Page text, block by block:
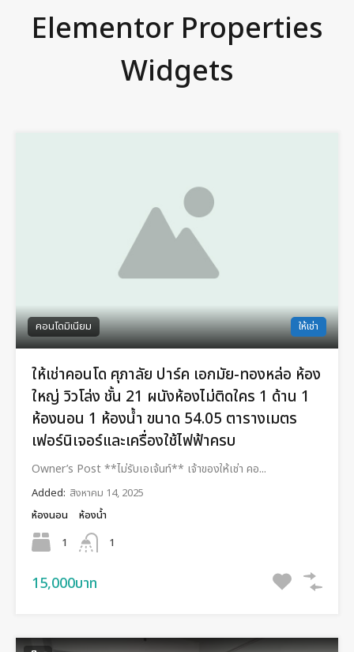
Elementor Properties
Widgets
คอนโดมิเนียม ให้เช่า
ให้เช่าคอนโด ศุภาลัย ปาร์ค เอกมัย-ทองหล่อ ห้อง
ใหญ่ วิวโล่ง ชั้น 21 ผนังห้องไม่ติดใคร 1 ด้าน 1
ห้องนอน 1 ห้องน้ำ ขนาด 54.05 ตารางเมตร
เฟอร์นิเจอร์และเครื่องใช้ไฟฟ้าครบ
Owner’s Post **ไม่รับเอเจ้นท์** เจ้าของให้เช่า คอ...
Added: สิงหาคม 14, 2025
ห้องนอน
1
ห้องน้ำ
1
15,000บาท